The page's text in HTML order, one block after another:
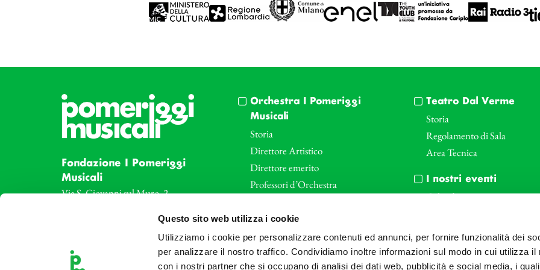
Questo sito web utilizza i cookie
Utilizziamo i cookie per personalizzare contenuti ed annunci, per fornire funzionalità dei
per analizzare il nostro traffico. Condividiamo inoltre informazioni sul modo in cui utilizza il
con i nostri partner che si occupano di analisi dei dati web, pubblicità e social media, i
Fondazione I Pomeriggi
Musicali
Via S. Giovanni sul Muro, 2
Tel: +39 02 87905
Orchestra I Pomeriggi
Musicali
Storia
Direttore Artistico
Direttore emerito
Professori d’Orchestra
Le sale
Art Bonus
Teatro Dal Verme
Storia
Regolamento di Sala
Area Tecnica
I nostri eventi
Calendario
Biglietteria
Archivio Fotografico